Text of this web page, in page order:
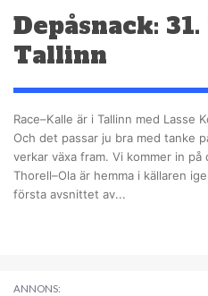
Depåsnack:
Tallinn
Race–Kalle är i Tallinn med Lasse
Och det passar ju bra med tanke
verkar växa fram. Vi kommer in
Thorell–Ola är hemma i källaren
första avsnittet av...
ANNONS: